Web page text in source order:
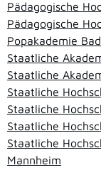
Pädagogische
Pädagogische
Popakademie
Staatliche
Staatliche
Staatliche
Staatliche
Staatliche
Staatliche
Mannheim